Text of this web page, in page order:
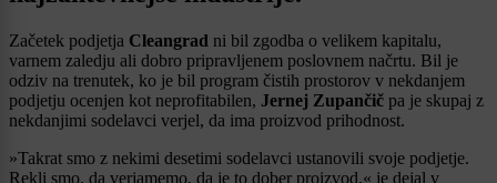
Začetek podjetja Cleangrad ni bil zgodba o velikem kapitalu,
varnem zaledju ali dobro pripravljenem poslovnem načrtu. Bil je
odziv na trenutek, ko je bil program čistih prostorov v nekdanjem
podjetju ocenjen kot neprofitabilen, Jernej Zupančič pa je skupaj z
nekdanjimi sodelavci verjel, da ima proizvod prihodnost.
»Takrat smo z nekimi desetimi sodelavci ustanovili svoje podjetje.
Rekli smo, da verjamemo, da je to dober proizvod,« je dejal v